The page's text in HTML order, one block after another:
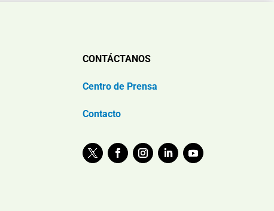
CONTÁCTANOS
Centro de Prensa
Contacto